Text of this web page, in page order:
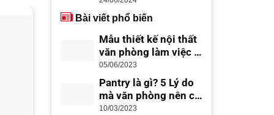
-8%
Bài viết phổ biến
Mẫu thiết kế nội thất
văn phòng làm việc –
thiết kế văn phòng
đẹp, chuyên nghiệp
05/06/2023
Pantry là gì? 5 Lý do
mà văn phòng nên có
Office Pantry
10/03/2023